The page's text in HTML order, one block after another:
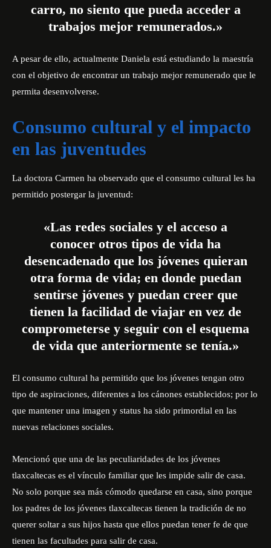
carro, no siento que pueda acceder a
trabajos mejor remunerados.»
A pesar de ello, actualmente Daniela está estudiando la maestría
con el objetivo de encontrar un trabajo mejor remunerado que le
permita desenvolverse.
Consumo cultural y el impacto
en las juventudes
La doctora Carmen ha observado que el consumo cultural les ha
permitido postergar la juventud:
«Las redes sociales y el acceso a
conocer otros tipos de vida ha
desencadenado que los jóvenes quieran
otra forma de vida; en donde puedan
sentirse jóvenes y puedan creer que
tienen la facilidad de viajar en vez de
comprometerse y seguir con el esquema
de vida que anteriormente se tenía.»
El consumo cultural ha permitido que los jóvenes tengan otro
tipo de aspiraciones, diferentes a los cánones establecidos; por lo
que mantener una imagen y status ha sido primordial en las
nuevas relaciones sociales.
Mencionó que una de las peculiaridades de los jóvenes
tlaxcaltecas es el vínculo familiar que les impide salir de casa.
No solo porque sea más cómodo quedarse en casa, sino porque
los padres de los jóvenes tlaxcaltecas tienen la tradición de no
querer soltar a sus hijos hasta que ellos puedan tener fe de que
tienen las facultades para salir de casa.